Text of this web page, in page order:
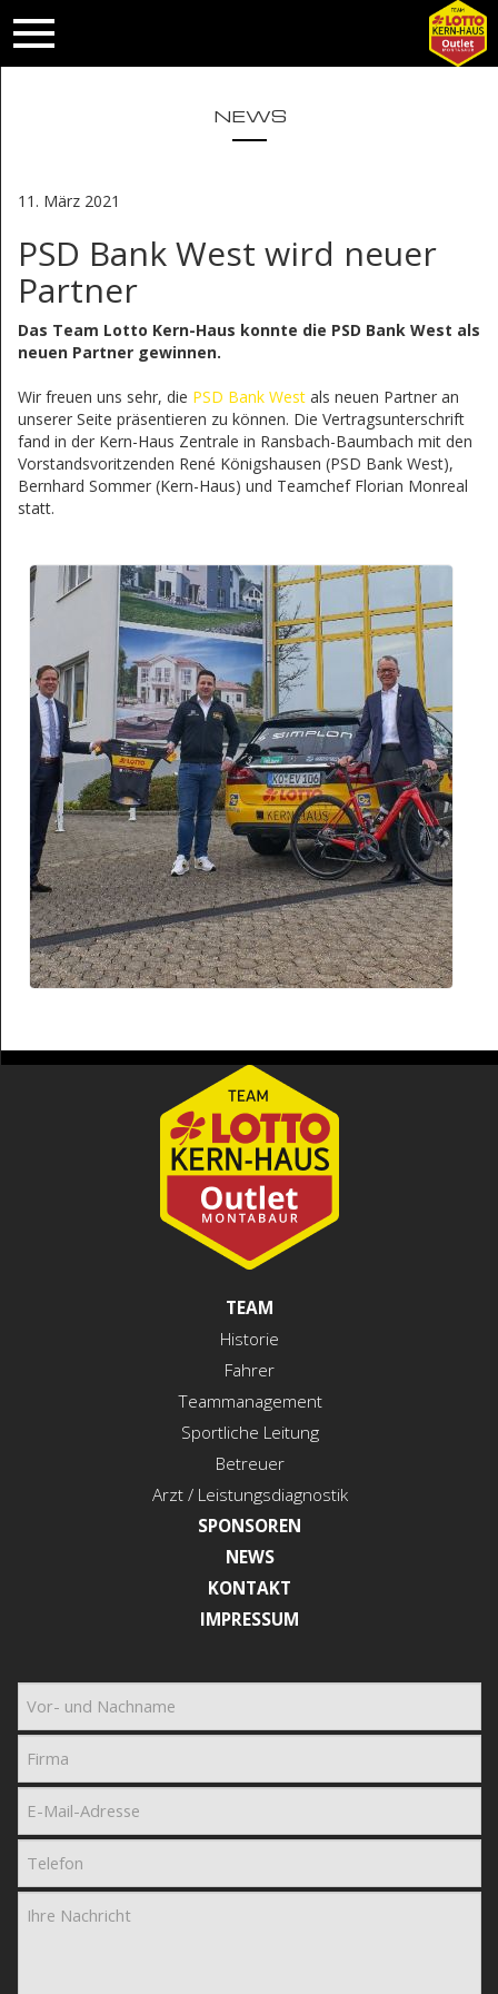
NEWS
11. März 2021
PSD Bank West wird neuer
Partner
Das Team Lotto Kern-Haus konnte die PSD Bank West als
neuen Partner gewinnen.
Wir freuen uns sehr, die PSD Bank West als neuen Partner an
unserer Seite präsentieren zu können. Die Vertragsunterschrift
fand in der Kern-Haus Zentrale in Ransbach-Baumbach mit den
Vorstandsvoritzenden René Königshausen (PSD Bank West),
Bernhard Sommer (Kern-Haus) und Teamchef Florian Monreal
statt.
TEAM
Historie
Fahrer
Teammanagement
Sportliche Leitung
Betreuer
Arzt / Leistungsdiagnostik
SPONSOREN
NEWS
KONTAKT
IMPRESSUM